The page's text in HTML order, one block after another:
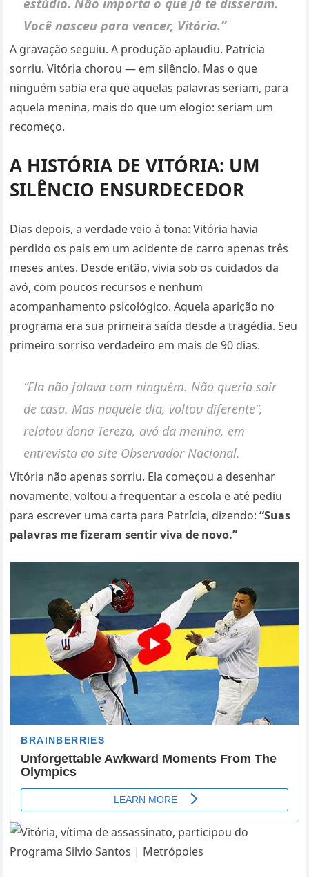
estúdio. Não importa o que já te disseram.
Você nasceu para vencer, Vitória.”
A gravação seguiu. A produção aplaudiu. Patrícia
sorriu. Vitória chorou — em silêncio. Mas o que
ninguém sabia era que aquelas palavras seriam, para
aquela menina, mais do que um elogio: seriam um
recomeço.
A HISTÓRIA DE VITÓRIA: UM
SILÊNCIO ENSURDECEDOR
Dias depois, a verdade veio à tona: Vitória havia
perdido os pais em um acidente de carro apenas três
meses antes. Desde então, vivia sob os cuidados da
avó, com poucos recursos e nenhum
acompanhamento psicológico. Aquela aparição no
programa era sua primeira saída desde a tragédia. Seu
primeiro sorriso verdadeiro em mais de 90 dias.
“Ela não falava com ninguém. Não queria sair
de casa. Mas naquele dia, voltou diferente”,
relatou dona Tereza, avó da menina, em
entrevista ao site Observador Nacional.
Vitória não apenas sorriu. Ela começou a desenhar
novamente, voltou a frequentar a escola e até pediu
para escrever uma carta para Patrícia, dizendo:“Suas
palavras me fizeram sentir viva de novo.”